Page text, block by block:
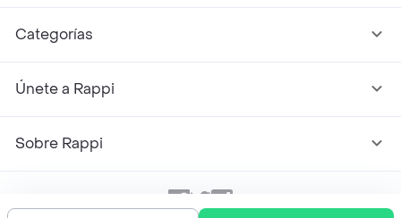
Categorías
Únete a Rappi
Sobre Rappi
Facebook
TwitterInstagram